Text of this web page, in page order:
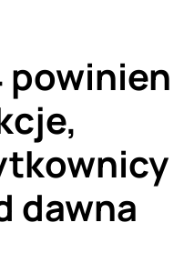
powinien
dawna